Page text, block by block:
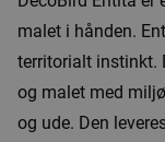
malet i hånden.
territorialt instinkt.
og malet med
og ude. Den